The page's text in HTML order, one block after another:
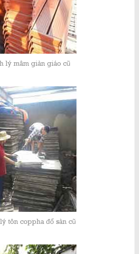
lý mâm giàn giáo cũ
tôn coppha đổ sàn cũ